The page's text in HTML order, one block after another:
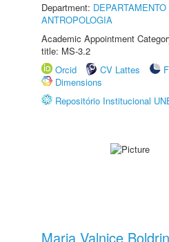
Department:
ANTROPOLOGIA
Academic Appointment
title: MS-3.2
Orcid
CV Lattes
Dimensions
Repositório Institucional
Maria Valnice Boldrin